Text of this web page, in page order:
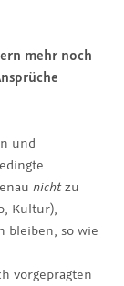
mehr noch
und
nichtzu
Kultur),
bleiben, so wie
vorgeprägten